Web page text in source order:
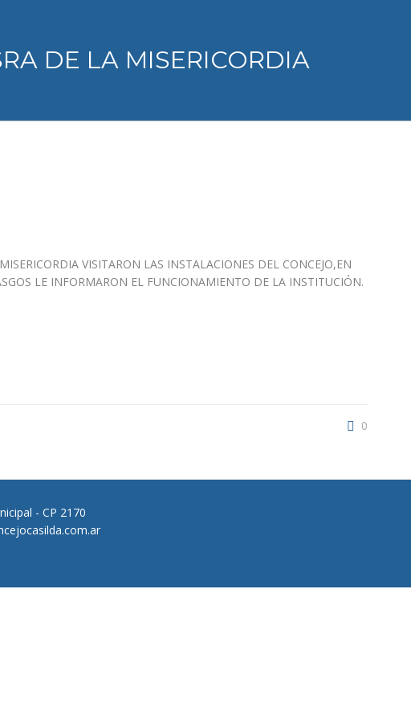
DE LA MISERICORDIA
VISITARON LAS INSTALACIONES DEL CONCEJO,EN
LE INFORMARON EL FUNCIONAMIENTO DE LA INSTITUCIÓN.
0
- CP 2170